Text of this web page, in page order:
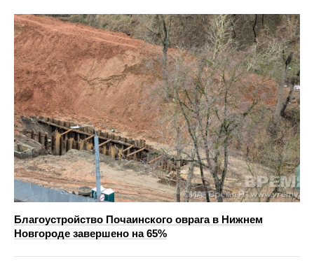
Благоустройство Почаинского оврага в Нижнем
Новгороде завершено на 65%